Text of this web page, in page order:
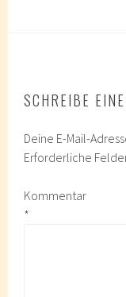
SCHREIBE
Deine E-Mail-
Erforderliche
Kommentar
*